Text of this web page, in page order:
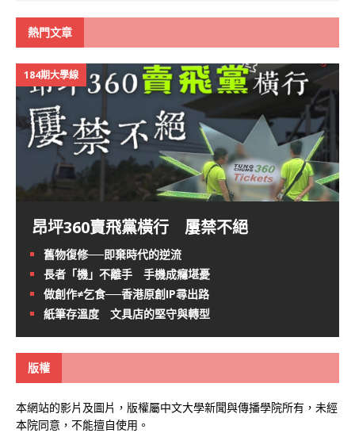
熱門文章
184期大學線
昂坪360賣飛黨橫行 屢禁不絕
舊物復修──即棄時代的逆流
長者「機」不離手 手機成癮堪憂
做創作≠乞食──香港原創IP尋出路
紙筆存溫度 文具店的堅守與轉型
版權
本網站的影片及圖片，版權屬中文大學新聞與傳播學院所有，未經
本院同意，不能擅自使用。